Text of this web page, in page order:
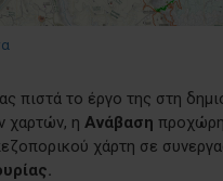
πιστά το έργο της στη
χαρτών, η Ανάβαση
χάρτη σε